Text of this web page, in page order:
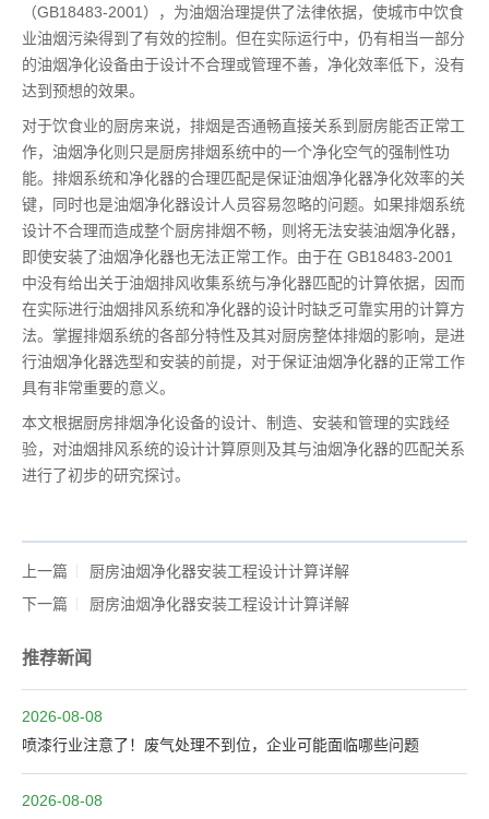
（GB18483-2001），为油烟治理提供了法律依据，使城市中饮食
业油烟污染得到了有效的控制。但在实际运行中，仍有相当一部分
的油烟净化设备由于设计不合理或管理不善，净化效率低下，没有
达到预想的效果。
对于饮食业的厨房来说，排烟是否通畅直接关系到厨房能否正常工
作，油烟净化则只是厨房排烟系统中的一个净化空气的强制性功
能。排烟系统和净化器的合理匹配是保证油烟净化器净化效率的关
键，同时也是油烟净化器设计人员容易忽略的问题。如果排烟系统
设计不合理而造成整个厨房排烟不畅，则将无法安装油烟净化器，
即使安装了油烟净化器也无法正常工作。由于在 GB18483-2001
中没有给出关于油烟排风收集系统与净化器匹配的计算依据，因而
在实际进行油烟排风系统和净化器的设计时缺乏可靠实用的计算方
法。掌握排烟系统的各部分特性及其对厨房整体排烟的影响，是进
行油烟净化器选型和安装的前提，对于保证油烟净化器的正常工作
具有非常重要的意义。
本文根据厨房排烟净化设备的设计、制造、安装和管理的实践经
验，对油烟排风系统的设计计算原则及其与油烟净化器的匹配关系
进行了初步的研究探讨。
上一篇
厨房油烟净化器安装工程设计计算详解
下一篇
厨房油烟净化器安装工程设计计算详解
推荐新闻
2026-08-08
喷漆行业注意了！废气处理不到位，企业可能面临哪些问题
2026-08-08